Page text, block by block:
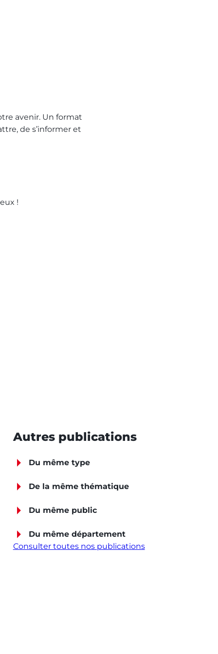
avenir. Un format
de s’informer et
!
Autres publications
Du même type
De la même thématique
Du même public
Du même département
Consulter toutes nos publications